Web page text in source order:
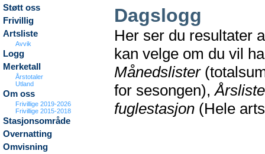
Støtt oss
Frivillig
Artsliste
Avvik
Logg
Merketall
Årstotaler
Utland
Om oss
Frivillige 2019-2026
Frivillige 2015-2018
Stasjonsområde
Overnatting
Omvisning
Dagslogg
Her ser du resultater
kan velge om du vil
Månedslister
for sesongen),
fuglestasjon (Hele